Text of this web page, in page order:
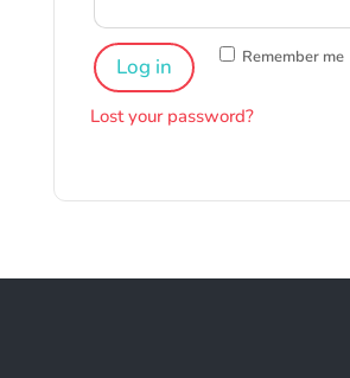
Remember me
Log in
Lost your password?